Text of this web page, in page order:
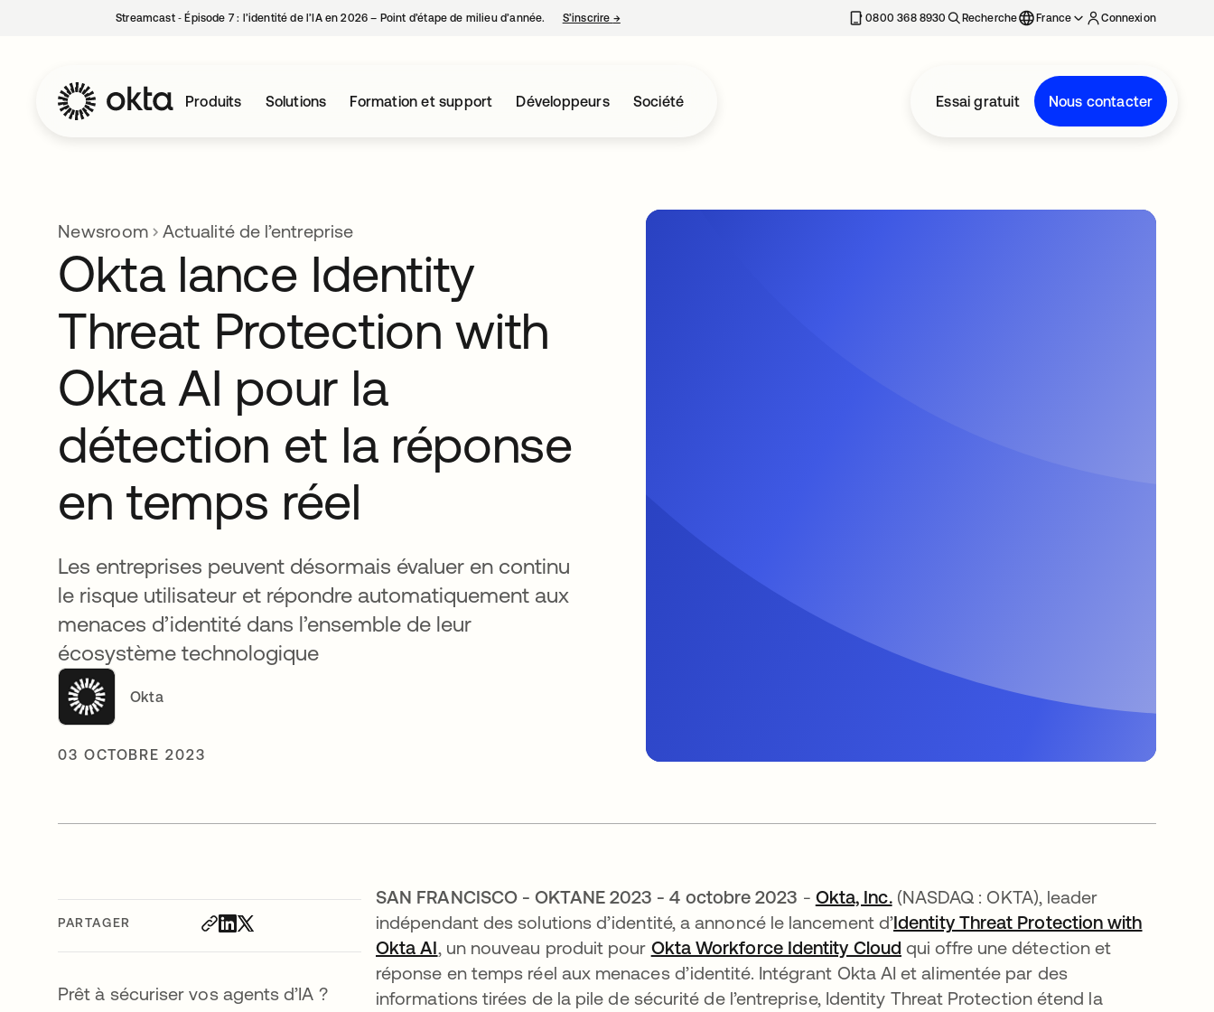
Streamcast ‑ Épisode 7 : l’identité de l’IA en 2026 – Point d’étape de milieu d’année. S’inscrire →s’ouvre dans un nouvel onglet 0800 368 8930 Recherche France Connexion
Produits Solutions Formation et support Développeurs Société Essai gratuit Nous contacter
Newsroom Actualité de l’entreprise
Okta lance Identity
Threat Protection with
Okta AI pour la
détection et la réponse
en temps réel
Les entreprises peuvent désormais évaluer en continu
le risque utilisateur et répondre automatiquement aux
menaces d’identité dans l’ensemble de leur
écosystème technologique
Okta
03 OCTOBRE 2023
PARTAGER
Prêt à sécuriser vos agents d’IA ?
SAN FRANCISCO - OKTANE 2023 - 4 octobre 2023 - Okta, Inc.(NASDAQ : OKTA), leader
indépendant des solutions d’identité, a annoncé le lancement d’Identity Threat Protection with
Okta AI, un nouveau produit pour Okta Workforce Identity Cloud qui offre une détection et
réponse en temps réel aux menaces d’identité. Intégrant Okta AI et alimentée par des
informations tirées de la pile de sécurité de l’entreprise, Identity Threat Protection étend la